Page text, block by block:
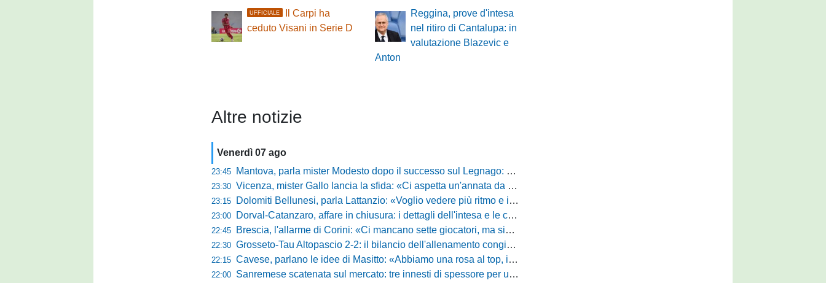
UFFICIALE
Il Carpi ha
ceduto Visani in Serie D
Reggina, prove d'intesa
nel ritiro di Cantalupa: in
valutazione Blazevic e
Anton
Altre notizie
Venerdì 07 ago
23:45 Mantova, parla mister Modesto dopo il successo sul Legnago: "Buona tenuta nervosa, ma dobbiamo migliorare"
23:30 Vicenza, mister Gallo lancia la sfida: «Ci aspetta un'annata da protagonisti in B, ma qui nessuno ha il posto fisso»
23:15 Dolomiti Bellunesi, parla Lattanzio: «Voglio vedere più ritmo e intensità, dobbiamo lasciare tutto sul campo»
23:00 Dorval-Catanzaro, affare in chiusura: i dettagli dell'intesa e le cifre dell'operazione
22:45 Brescia, l'allarme di Corini: «Ci mancano sette giocatori, ma siamo una squadra forte»
22:30 Grosseto-Tau Altopascio 2-2: il bilancio dell'allenamento congiunto e la risposta dei nuovi arrivi
22:15 Cavese, parlano le idee di Masitto: «Abbiamo una rosa al top, il pubblico del Lamberti ci spingerà lontano»
22:00 Sanremese scatenata sul mercato: tre innesti di spessore per un attacco da sogni